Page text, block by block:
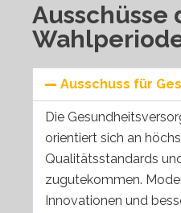
Ausschüsse
Ausschuss für
Die
orientiert sich an
Qualitätsstandards
zugutekommen.
Innovationen und